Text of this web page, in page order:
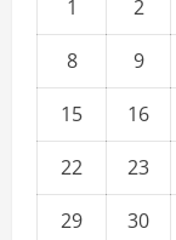
1 2
8
9
15
16
22
23
29
30